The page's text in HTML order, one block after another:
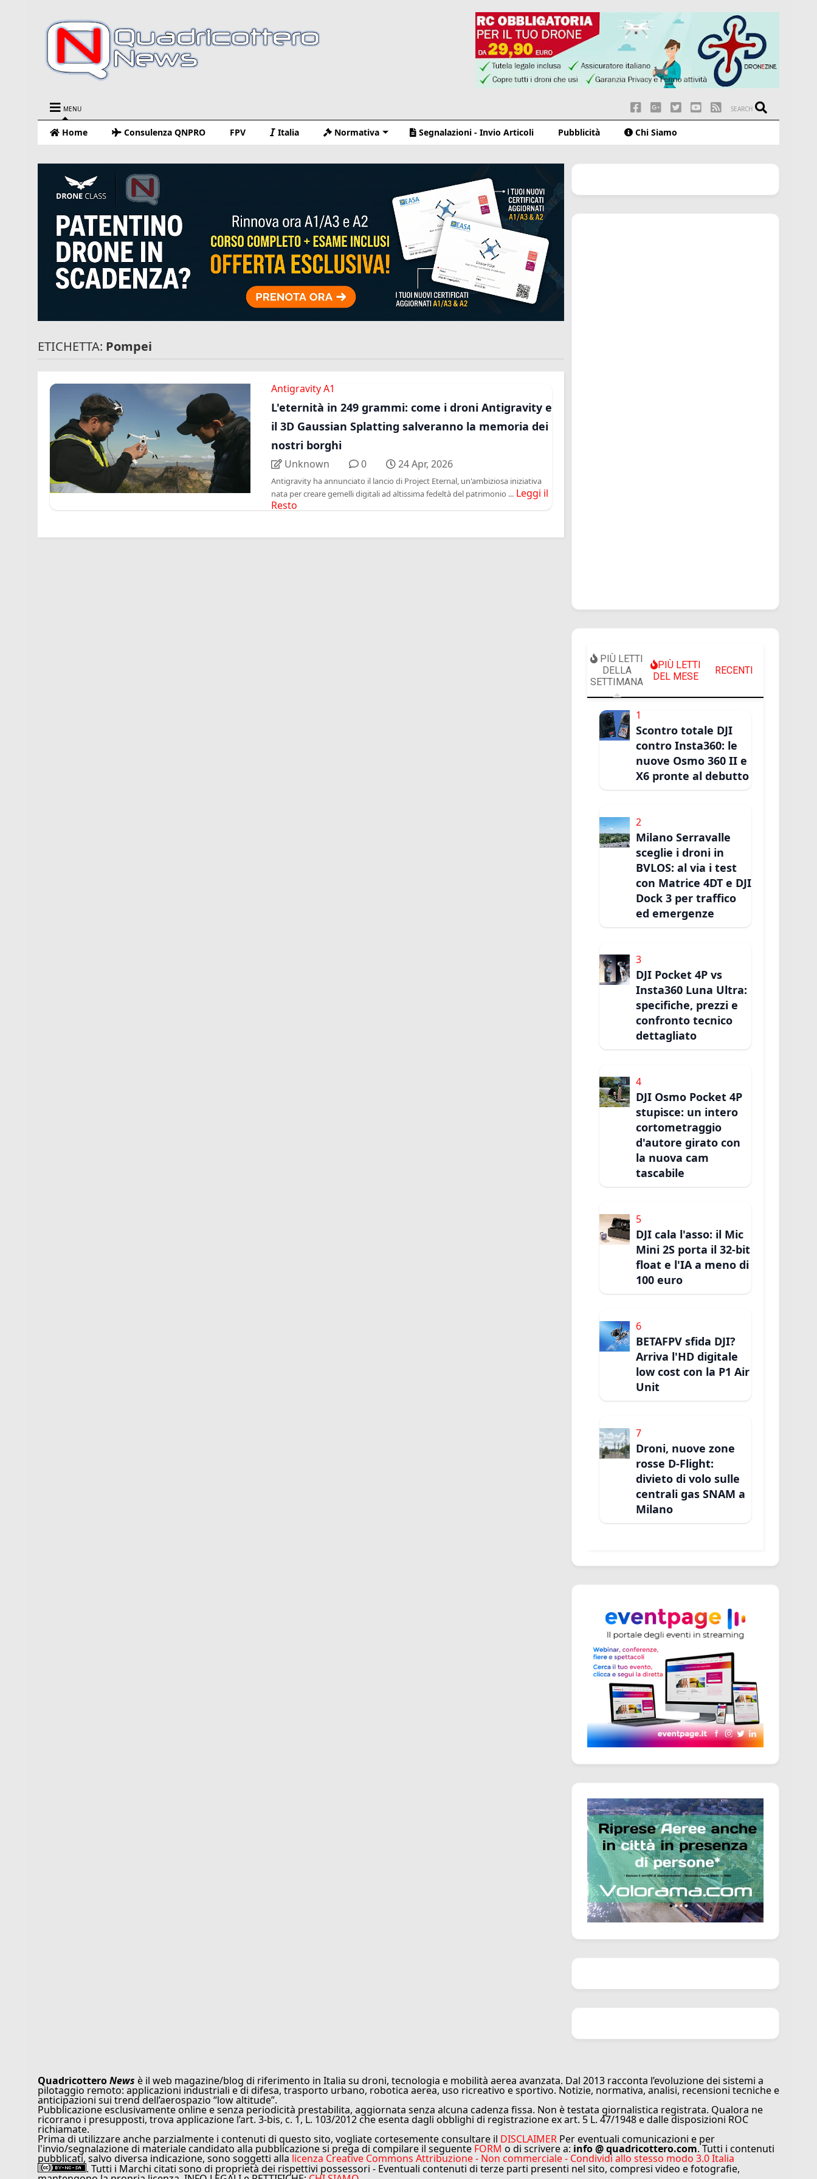
MENU SEARCH
Home Consulenza QNPRO FPV Italia Normativa Segnalazioni - Invio Articoli Pubblicità Chi Siamo
ETICHETTA: Pompei
Antigravity A1
L'eternità in 249 grammi: come i droni Antigravity e
il 3D Gaussian Splatting salveranno la memoria dei
nostri borghi
Unknown 0 24 Apr, 2026
Antigravity ha annunciato il lancio di Project Eternal, un'ambiziosa iniziativa
nata per creare gemelli digitali ad altissima fedeltà del patrimonio ... Leggi il
Resto
PIÙ LETTI
DELLA
SETTIMANA
PIÙ LETTI
DEL MESE
RECENTI
1
Scontro totale DJI
contro Insta360: le
nuove Osmo 360 II e
X6 pronte al debutto
2
Milano Serravalle
sceglie i droni in
BVLOS: al via i test
con Matrice 4DT e DJI
Dock 3 per traffico
ed emergenze
3
DJI Pocket 4P vs
Insta360 Luna Ultra:
specifiche, prezzi e
confronto tecnico
dettagliato
4
DJI Osmo Pocket 4P
stupisce: un intero
cortometraggio
d'autore girato con
la nuova cam
tascabile
5
DJI cala l'asso: il Mic
Mini 2S porta il 32-bit
float e l'IA a meno di
100 euro
6
BETAFPV sfida DJI?
Arriva l'HD digitale
low cost con la P1 Air
Unit
7
Droni, nuove zone
rosse D-Flight:
divieto di volo sulle
centrali gas SNAM a
Milano
QuadricotteroNews è il web magazine/blog di riferimento in Italia su droni, tecnologia e mobilità aerea avanzata. Dal 2013 racconta l’evoluzione dei sistemi a
pilotaggio remoto: applicazioni industriali e di difesa, trasporto urbano, robotica aerea, uso ricreativo e sportivo. Notizie, normativa, analisi, recensioni tecniche e
anticipazioni sui trend dell’aerospazio “low altitude”.
Pubblicazione esclusivamente online e senza periodicità prestabilita, aggiornata senza alcuna cadenza fissa. Non è testata giornalistica registrata. Qualora ne
ricorrano i presupposti, trova applicazione l’art. 3-bis, c. 1, L. 103/2012 che esenta dagli obblighi di registrazione ex art. 5 L. 47/1948 e dalle disposizioni ROC
richiamate.
Prima di utilizzare anche parzialmente i contenuti di questo sito, vogliate cortesemente consultare il DISCLAIMER Per eventuali comunicazioni e per
l'invio/segnalazione di materiale candidato alla pubblicazione si prega di compilare il seguente FORM o di scrivere a: info @ quadricottero.com. Tutti i contenuti
pubblicati, salvo diversa indicazione, sono soggetti alla licenza Creative Commons Attribuzione - Non commerciale - Condividi allo stesso modo 3.0 Italia
. Tutti i Marchi citati sono di proprietà dei rispettivi possessori - Eventuali contenuti di terze parti presenti nel sito, compresi video e fotografie,